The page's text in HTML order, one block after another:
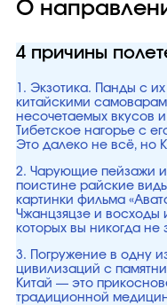
О
4 причины
1. Экзотика. Панды с
китайскими
несочетаемых вкусов
Тибетское нагорье с
Это далеко не всё, но
2. Чарующие пейзажи и
поистине райские
картинки фильма
Чжанцзяцзе и восходы
которых вы никогда не
3. Погружение в одну
цивилизаций с
Китай — это
традиционной